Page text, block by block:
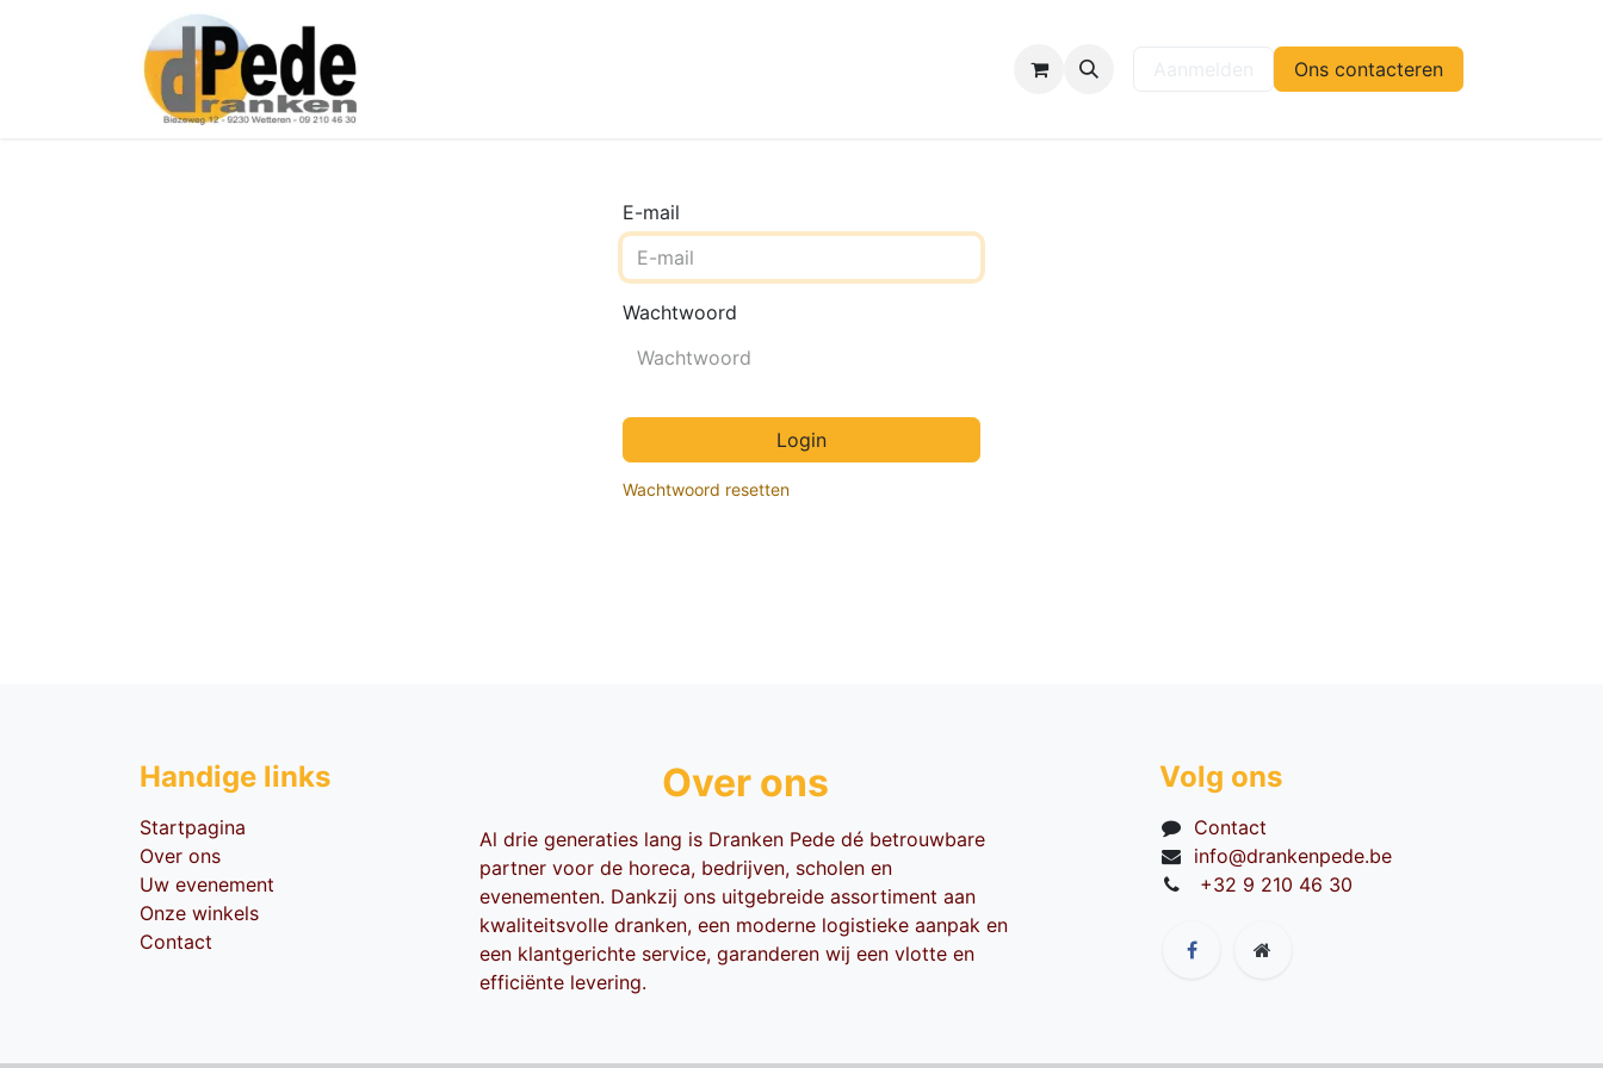
Help Ons contacteren
E-mail
Wachtwoord
Login
Wachtwoord resetten
Handige li​nks
Startpagina
Over ons
Uw evenement
Onze winkels
Contact
Over ons
Al drie generaties lang is Dranken Pede dé betrouwbare
partner voor de horeca, bedrijven, scholen en
evenementen. Dankzij ons uitgebreide assortiment aan
kwaliteitsvolle dranken, een moderne logistieke aanpak en
een klantgerichte service, garanderen wij een vlotte en
efficiënte levering.
Volg ons
Contact
info@drankenpede.be
+32 9 210 46 30